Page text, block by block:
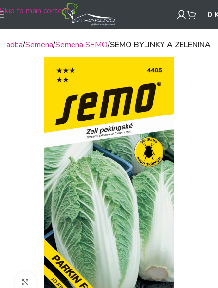
Skip to main content 0
sadba Semena Semena SEMO SEMO BYLINKY A ZELENINA
Klikněte pro zvětšení